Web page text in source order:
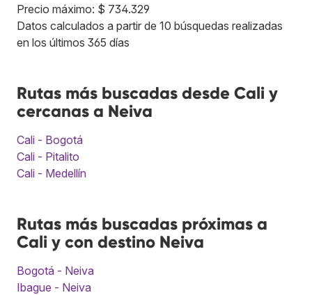
Precio máximo: $ 734.329
Datos calculados a partir de 10 búsquedas realizadas
en los últimos 365 días
Rutas más buscadas desde Cali y
cercanas a Neiva
Cali - Bogotá
Cali - Pitalito
Cali - Medellín
Rutas más buscadas próximas a
Cali y con destino Neiva
Bogotá - Neiva
Ibague - Neiva